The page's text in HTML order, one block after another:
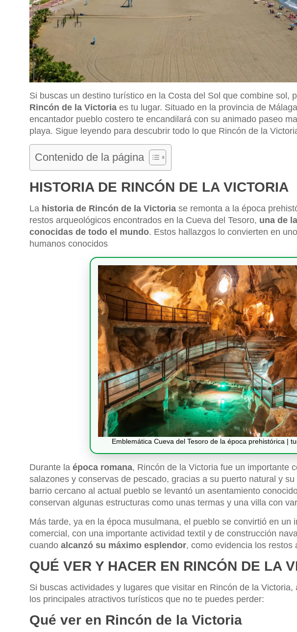
Si buscas un destino turístico en la Costa del Sol que combine sol,
Rincón de la Victoria es tu lugar. Situado en la provincia de
encantador pueblo costero te encandilará con su animado paseo
playa. Sigue leyendo para descubrir todo lo que Rincón de la
Contenido de la página
HISTORIA DE RINCÓN DE LA VICTORIA
La historia de Rincón de la Victoria se remonta a la época
restos arqueológicos encontrados en la Cueva del Tesoro, una de
conocidas de todo el mundo. Estos hallazgos lo convierten en
humanos conocidos
Emblemática Cueva del Tesoro de la época prehistórica |
Durante la época romana, Rincón de la Victoria fue un importante
salazones y conservas de pescado, gracias a su puerto natural y
barrio cercano al actual pueblo se levantó un asentamiento
conservan algunas estructuras como unas termas y una villa con
Más tarde, ya en la época musulmana, el pueblo se convirtió en un
comercial, con una importante actividad textil y de construcción
cuando alcanzó su máximo esplendor, como evidencia los restos
QUÉ VER Y HACER EN RINCÓN DE LA
Si buscas actividades y lugares que visitar en Rincón de la
los principales atractivos turísticos que no te puedes perder:
Qué ver en Rincón de la Victoria